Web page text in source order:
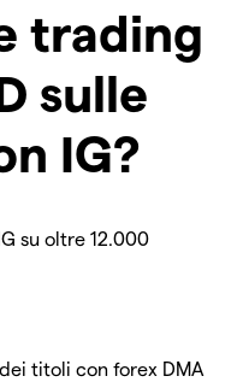
trading
sulle
IG?
su oltre 12.000
titoli con forex DMA